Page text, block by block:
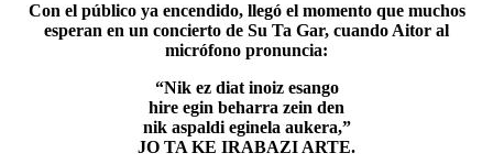
Con el público ya encendido, llegó el momento que muchos
esperan en un concierto de Su Ta Gar, cuando Aitor al
micrófono pronuncia:
“Nik ez diat inoiz esango
hire egin beharra zein den
nik aspaldi eginela aukera,”
JO TA KE IRABAZI ARTE.